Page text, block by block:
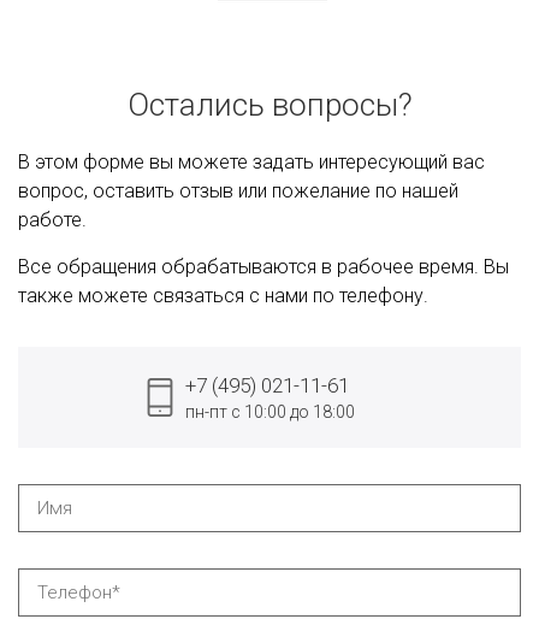
Остались вопросы?
В этом форме вы можете задать интересующий вас
вопрос, оставить отзыв или пожелание по нашей
работе.
Все обращения обрабатываются в рабочее время. Вы
также можете связаться с нами по телефону.
+7 (495) 021-11-61
пн-пт с 10:00 до 18:00